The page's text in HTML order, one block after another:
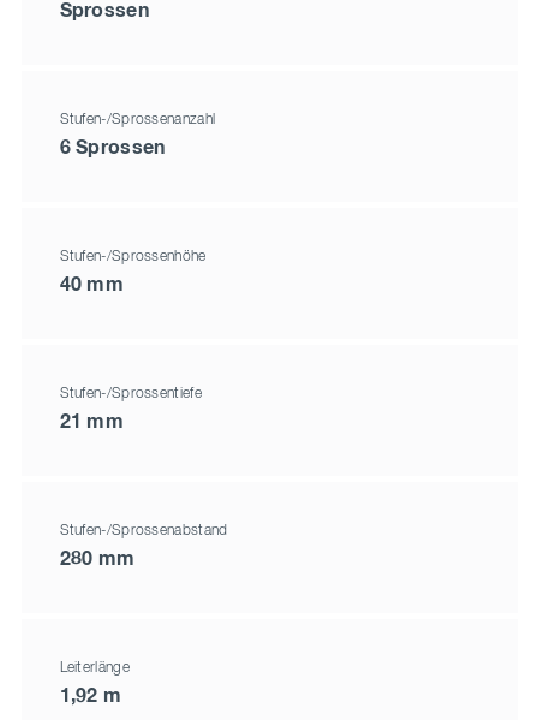
Sprossen
Stufen-/Sprossenanzahl
6 Sprossen
Stufen-/Sprossenhöhe
40 mm
Stufen-/Sprossentiefe
21 mm
Stufen-/Sprossenabstand
280 mm
Leiterlänge
1,92 m